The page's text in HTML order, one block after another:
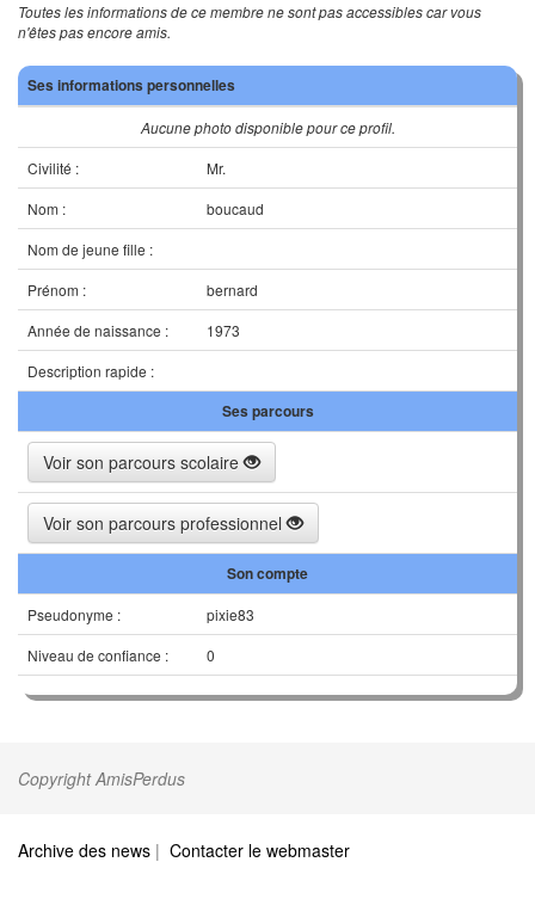
Toutes les informations de ce membre ne sont pas accessibles car vous
n'êtes pas encore amis.
Ses informations personnelles
Aucune photo disponible pour ce profil.
Civilité :
Mr.
Nom :
boucaud
Nom de jeune fille :
Prénom :
bernard
Année de naissance :
1973
Description rapide :
Ses parcours
Voir son parcours scolaire
Voir son parcours professionnel
Son compte
Pseudonyme :
pixie83
Niveau de confiance :
0
Copyright AmisPerdus
Archive des news | Contacter le webmaster